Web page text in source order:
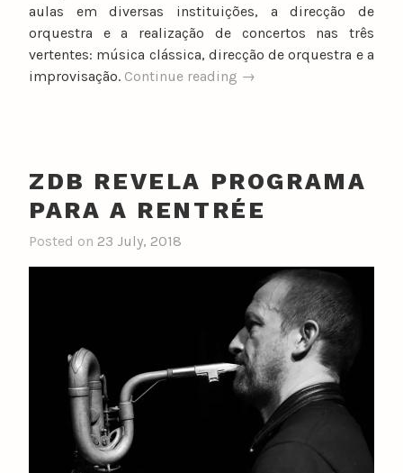
aulas em diversas instituições, a direcção de
orquestra e a realização de concertos nas três
vertentes: música clássica, direcção de orquestra e a
improvisação. Continue reading “Vítor
→
ZDB REVELA PROGRAMA
PARA A RENTRÉE
Posted on 23 July, 2018